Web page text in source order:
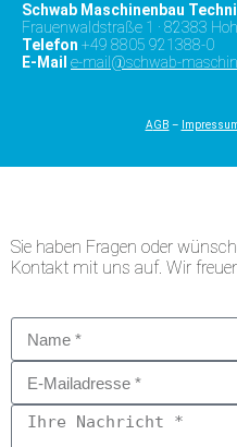
Schwab Maschinenbau
Frauenwaldstraße 1 · 82383
Telefon +49 8805 921388-0
E-Mail e-mail@schwab-
AGB –
Sie haben Fragen oder
Kontakt mit uns auf. Wir